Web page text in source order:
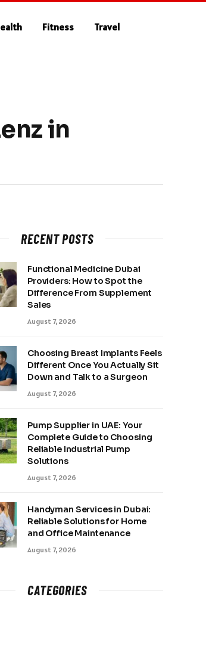
Fitness Travel
in
RECENT POSTS
Functional Medicine Dubai
Providers: How to Spot the
Difference From Supplement
Sales
August 7, 2026
Choosing Breast Implants Feels
Different Once You Actually Sit
Down and Talk to a Surgeon
August 7, 2026
Pump Supplier in UAE: Your
Complete Guide to Choosing
Reliable Industrial Pump
Solutions
August 7, 2026
Handyman Services in Dubai:
Reliable Solutions for Home
and Office Maintenance
August 7, 2026
CATEGORIES